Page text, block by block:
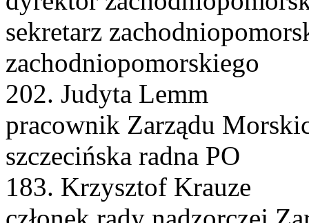
sekretarz
zachodniopomorskiego
202. Judyta Lemm
pracownik Zarządu
szczecińska radna PO
183. Krzysztof Krauze